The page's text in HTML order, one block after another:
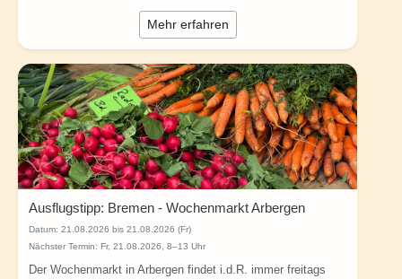
Mehr erfahren
Ausflugstipp: Bremen - Wochenmarkt Arbergen
Datum: 21.08.2026 bis 21.08.2026 (Fr)
Nächster Termin: Fr, 21.08.2026, 8–13 Uhr
Der Wochenmarkt in Arbergen findet i.d.R. immer freitags